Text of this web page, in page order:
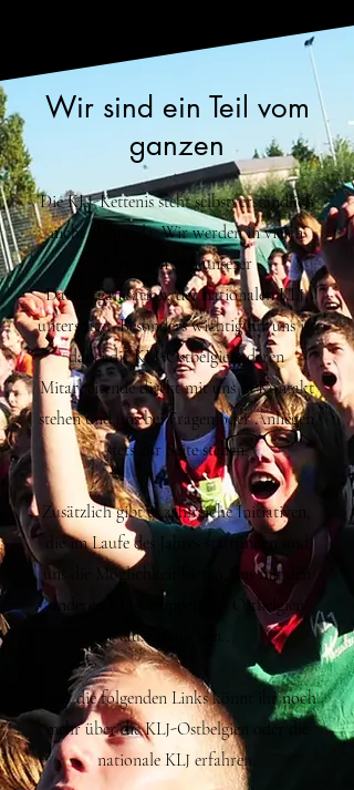
Wir sind ein Teil vom
ganzen
Die KLJ-Kettenis steht selbstverständlich
nicht alleine da. Wir werden in vielen
Bereichen von unserer
Dachorganisation, der nationalen KLJ,
unterstützt. Besonders wichtig für uns ist
dabei die KLJ-Ostbelgien, deren
Mitarbeitende direkt mit uns in Kontakt
stehen und uns bei Fragen oder Anliegen
stets zur Seite stehen.
Zusätzlich gibt es zahlreiche Initiativen,
die im Laufe des Jahres stattfinden und
uns die Möglichkeit bieten, uns mit den
anderen KLJ-Gruppen aus Ostbelgien
auszutauschen..
Über die folgenden Links könnt ihr noch
mehr über die KLJ-Ostbelgien oder die
nationale KLJ erfahren.